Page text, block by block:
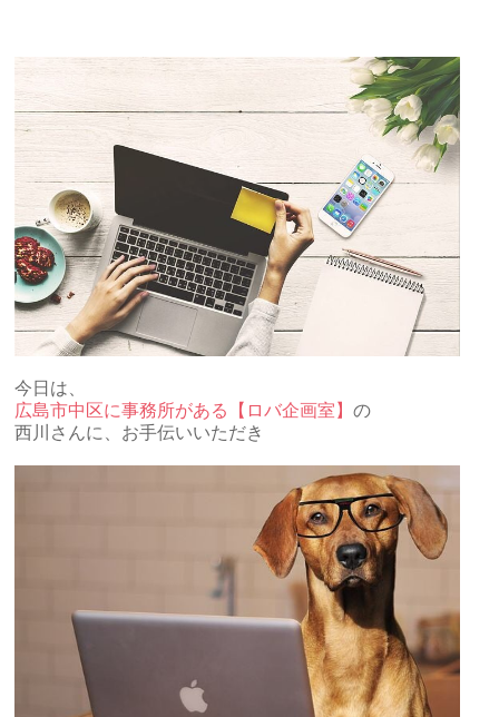
今日は、
広島市中区に事務所がある【ロバ企画室】の
西川さんに、お手伝いいただき